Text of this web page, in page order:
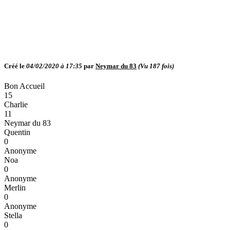
Créé le 04/02/2020 à 17:35 par Neymar du 83 (Vu 187 fois)
Bon Accueil
15
Charlie
11
Neymar du 83
Quentin
0
Anonyme
Noa
0
Anonyme
Merlin
0
Anonyme
Stella
0